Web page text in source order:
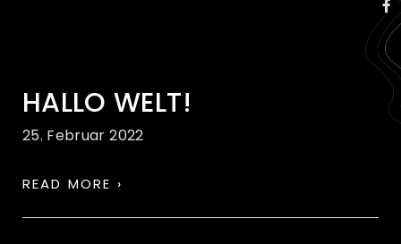
HALLO WELT!
25. Februar 2022
READ MORE ›